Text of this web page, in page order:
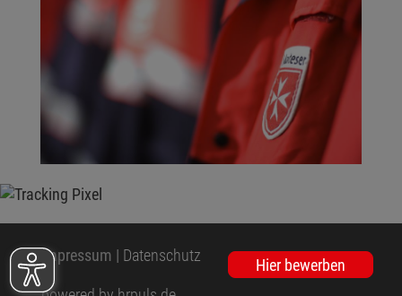
Hier bewerben
Impressum | Datenschutz